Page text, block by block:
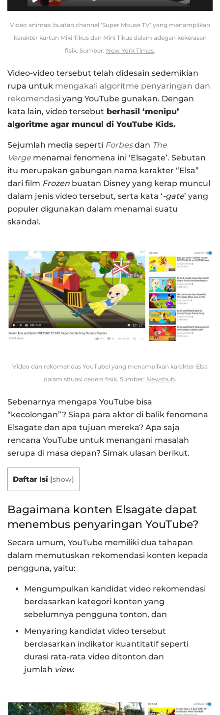
Video animasi buatan channel ‘Super Mouse TV’ yang menampilkan
karakter kartun Miki Tikus dan Mini Tikus dalam adegan kekerasan
fisik. Sumber: New York Times.
Video-video tersebut telah didesain sedemikian
rupa untuk mengakali algoritme penyaringan dan
rekomendasi yang YouTube gunakan. Dengan
kata lain, video tersebut berhasil ‘menipu’
algoritme agar muncul di YouTube Kids.
Sejumlah media seperti Forbesdan The
Vergemenamai fenomena ini ‘Elsagate’. Sebutan
itu merupakan gabungan nama karakter “Elsa”
dari film Frozen buatan Disney yang kerap muncul
dalam jenis video tersebut, serta kata ‘-gate’ yang
populer digunakan dalam menamai suatu
skandal.
Video dan rekomendas YouTubei yang menampilkan karakter Elsa
dalam situasi cedera fisik. Sumber: Newshub.
Sebenarnya mengapa YouTube bisa
“kecolongan”? Siapa para aktor di balik fenomena
Elsagate dan apa tujuan mereka? Apa saja
rencana YouTube untuk menangani masalah
serupa di masa depan? Simak ulasan berikut.
Daftar Isi [show]
Bagaimana konten Elsagate dapat
menembus penyaringan YouTube?
Secara umum, YouTube memiliki dua tahapan
dalam memutuskan rekomendasi konten kepada
pengguna, yaitu:
Mengumpulkan kandidat video rekomendasi
berdasarkan kategori konten yang
sebelumnya pengguna tonton, dan
Menyaring kandidat video tersebut
berdasarkan indikator kuantitatif seperti
durasi rata-rata video ditonton dan
jumlah view.